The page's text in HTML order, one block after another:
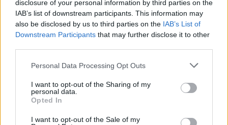
disclosure of your personal information by third parties on the
IAB’s list of downstream participants. This information may
also be disclosed by us to third parties on the IAB’s List of
Downstream Participants that may further disclose it to other
Please note that this website/app uses one or more Google
not limited to your visit or usage behaviour. You may click to
grant or deny consent to Google and its third-party tags to
use your data for below specified purposes in below Google
consent section.
Personal Data Processing Opt Outs
I want to opt-out of the Sharing of my
personal data.
Opted In
I want to opt-out of the Sale of my
Αγγλικής Γλώσσαςαναγνωρισμένηαπό το
ΑΣΕΠ,που παρέχει οεκπαιδευτικός
Τα Πλεονεκτήματα της πιο εύκολης στην
Ελλάδαonline Πιστοποίησης Αγγλικών του
GoLearn